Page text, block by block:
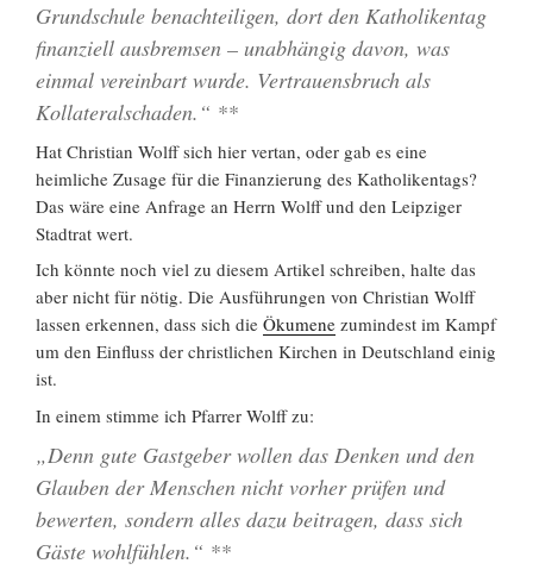
Grundschule benachteiligen, dort den Katholikentag
finanziell ausbremsen – unabhängig davon, was
einmal vereinbart wurde. Vertrauensbruch als
Kollateralschaden.“ **
Hat Christian Wolff sich hier vertan, oder gab es eine
heimliche Zusage für die Finanzierung des Katholikentags?
Das wäre eine Anfrage an Herrn Wolff und den Leipziger
Stadtrat wert.
Ich könnte noch viel zu diesem Artikel schreiben, halte das
aber nicht für nötig. Die Ausführungen von Christian Wolff
lassen erkennen, dass sich die Ökumene zumindest im Kampf
um den Einfluss der christlichen Kirchen in Deutschland einig
ist.
In einem stimme ich Pfarrer Wolff zu:
„Denn gute Gastgeber wollen das Denken und den
Glauben der Menschen nicht vorher prüfen und
bewerten, sondern alles dazu beitragen, dass sich
Gäste wohlfühlen.“ **